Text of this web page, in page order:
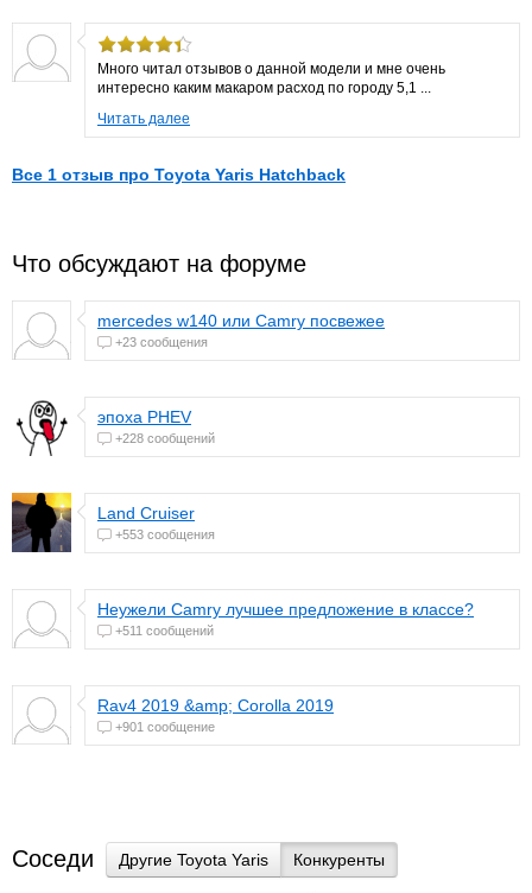
Много читал отзывов о данной модели и мне очень
интересно каким макаром расход по городу 5,1 ...
Читать далее
Все 1 отзыв про Toyota Yaris Hatchback
Что обсуждают на форуме
mercedes w140 или Camry посвежее
+23 сообщения
эпоха PHEV
+228 сообщений
Land Cruiser
+553 сообщения
Неужели Camry лучшее предложение в классе?
+511 сообщений
Rav4 2019 &amp; Corolla 2019
+901 сообщение
Соседи Другие Toyota Yaris Конкуренты